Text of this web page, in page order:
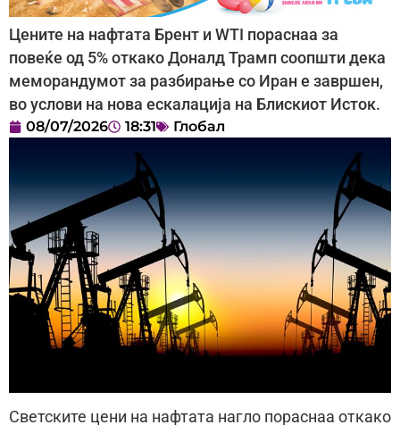
Цените на нафтата Брент и WTI пораснаа за
повеќе од 5% откако Доналд Трамп соопшти дека
меморандумот за разбирање со Иран е завршен,
во услови на нова ескалација на Блискиот Исток.
08/07/2026 18:31 Глобал
Светските цени на нафтата нагло пораснаа откако